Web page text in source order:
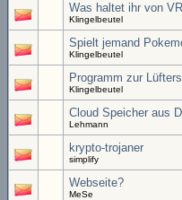
Was haltet ihr von
Klingelbeutel
Spielt jemand
Klingelbeutel
Programm zur
Klingelbeutel
Cloud Speicher aus
Lehmann
krypto-trojaner
simplify
Webseite?
MeSe